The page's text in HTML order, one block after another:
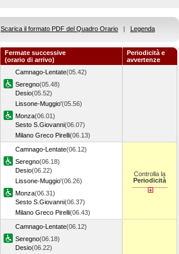
Scarica il formato PDF del Quadro Orario | Legenda
Fermate successive
(orario di arrivo)
Periodicità e
avvertenze
Camnago-Lentate(05.42)
Seregno(05.48)
Desio(05.52)
Lissone-Muggio'(05.56)
Monza(06.01)
Sesto S.Giovanni(06.07)
Milano Greco Pirelli(06.13)
Camnago-Lentate(06.12)
Seregno(06.18)
Desio(06.22)
Lissone-Muggio'(06.26)
Monza(06.31)
Sesto S.Giovanni(06.37)
Milano Greco Pirelli(06.43)
Controlla la
Periodicità
Camnago-Lentate(06.12)
Seregno(06.18)
Desio(06.22)